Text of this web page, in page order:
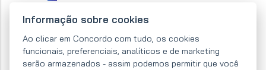
Informação sobre cookies
Ao clicar em Concordo com tudo, os cookies
funcionais, preferenciais, analíticos e de marketing
serão armazenados - assim podemos permitir que você